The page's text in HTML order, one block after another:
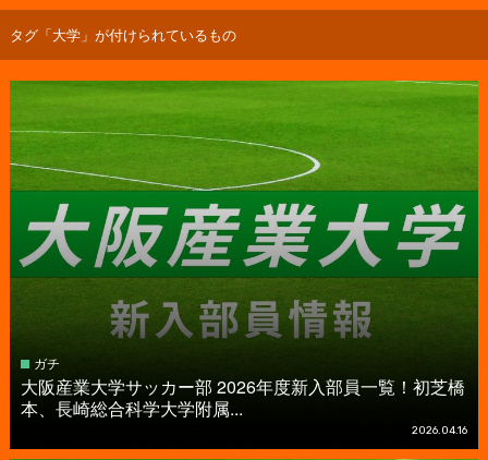
タグ「大学」が付けられているもの
ガチ
大阪産業大学サッカー部 2026年度新入部員一覧！初芝橋
本、長崎総合科学大学附属...
2026.04.16